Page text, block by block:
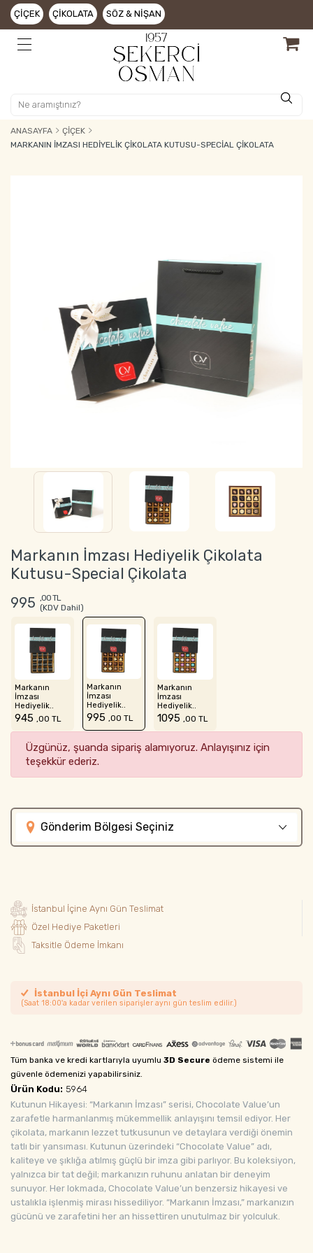
ÇIÇEK ÇIKOLATA SÖZ & NIŞAN
ANASAYFA
ÇIÇEK
MARKANIN İMZASI HEDIYELIK ÇIKOLATA KUTUSU-SPECIAL ÇIKOLATA
Markanın İmzası Hediyelik Çikolata
Kutusu-Special Çikolata
995 ,00 TL
(KDV Dahil)
Markanın
İmzası
Hediyelik..
945 ,00 TL
Markanın
İmzası
Hediyelik..
995 ,00 TL
Markanın
İmzası
Hediyelik..
1095 ,00 TL
Üzgünüz, şuanda sipariş alamıyoruz. Anlayışınız için
teşekkür ederiz.
Gönderim Bölgesi Seçiniz
İstanbul İçine Aynı Gün Teslimat
Özel Hediye Paketleri
Taksitle Ödeme İmkanı
İstanbul İçi Aynı Gün Teslimat
(Saat 18:00'a kadar verilen siparişler aynı gün teslim edilir.)
Tüm banka ve kredi kartlarıyla uyumlu 3D Secure ödeme sistemi ile
güvenle ödemenizi yapabilirsiniz.
Ürün Kodu: 5964
Kutunun Hikayesi: “Markanın İmzası” serisi, Chocolate Value’un
zarafetle harmanlanmış mükemmellik anlayışını temsil ediyor. Her
çikolata, markanın lezzet tutkusunun ve detaylara verdiği önemin
tatlı bir yansıması. Kutunun üzerindeki “Chocolate Value” adı,
kaliteye ve şıklığa atılmış güçlü bir imza gibi parlıyor. Bu koleksiyon,
yalnızca bir tat değil; markanızın ruhunu anlatan bir deneyim
sunuyor. Her lokmada, Chocolate Value’un benzersiz hikayesi ve
ustalıkla işlenmiş mirası hissediliyor. “Markanın İmzası,” markanızın
gücünü ve zarafetini her an hissettiren unutulmaz bir yolculuk.